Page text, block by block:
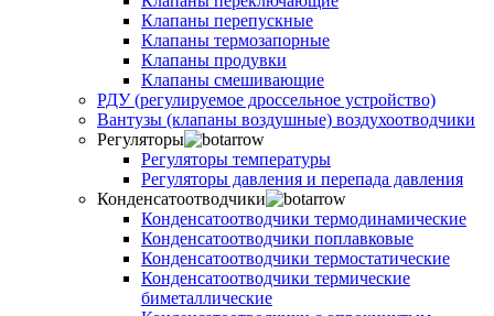
Клапаны перепускные
Клапаны термозапорные
Клапаны продувки
Клапаны смешивающие
РДУ (регулируемое дроссельное устройство)
Вантузы (клапаны воздушные) воздухоотводчики
Регуляторы
Регуляторы температуры
Регуляторы давления и перепада давления
Конденсатоотводчики
Конденсатоотводчики термодинамические
Конденсатоотводчики поплавковые
Конденсатоотводчики термостатические
Конденсатоотводчики термические
биметаллические